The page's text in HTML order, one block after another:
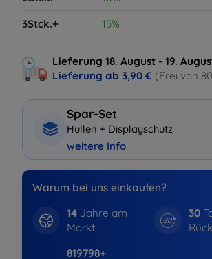
3Stck.+
15%
Lieferung 18. August - 19.
Lieferung ab 3,90 € (Frei von
Spar-Set
Hüllen + Displayschutz
weitere Info
Warum bei uns einkaufen?
14Jahre am
Markt
30
819798+